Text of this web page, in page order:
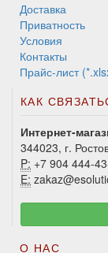
Доставка
Приватность
Условия
Контакты
Прайс-лист
КАК
Интернет-
344023, г.
P: +7 904 444-
E:
О НАС